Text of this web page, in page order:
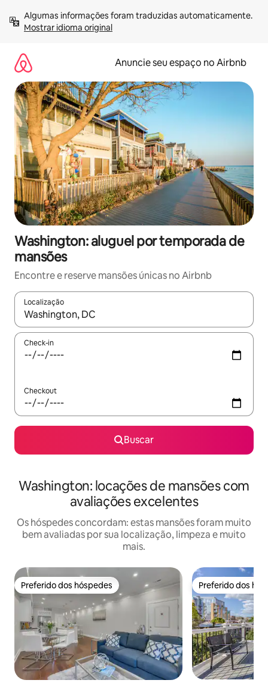
para
Mostrar idioma original
Anuncie seu espaço no Airbnb
Washington: aluguel por temporada de
mansões
Encontre e reserve mansões únicas no Airbnb
Localização
Quando os resultados estiverem disponíveis, explore-os
Check-in
Checkout
Buscar
Washington: locações de mansões com
avaliações excelentes
Os hóspedes concordam: estas mansões foram muito
bem avaliadas por sua localização, limpeza e muito
mais.
Preferido dos hóspedes
Preferido dos hóspedes Preferido dos
Preferido dos